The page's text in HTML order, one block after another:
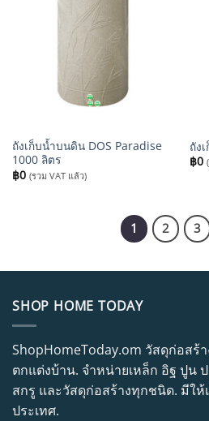
ถังเก็บน้ำบนดิน DOS Paradise
1000 ลิตร
฿0 (รวม VAT แล้ว)
ถัง
฿0
1 2 3
SHOP HOME TODAY
ShopHomeToday.om วัสดุก่อสร้
ตกแต่งบ้าน. จำหน่ายเหล็ก อิฐ ปูน
สกรู และวัสดุก่อสร้างทุกชนิด. มีให้
ประเทศ.